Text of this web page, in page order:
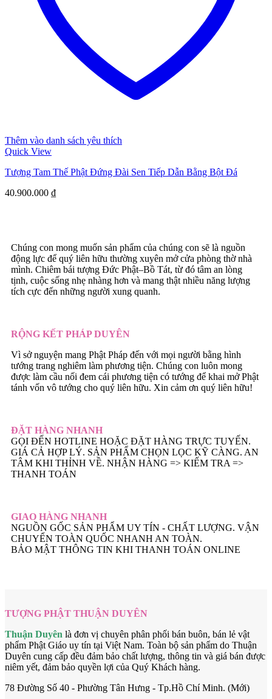
Thêm vào danh sách yêu thích
Quick View
Tượng Tam Thế Phật Đứng Đài Sen Tiếp Dẫn Bằng Bột Đá
40.900.000 ₫
Chúng con mong muốn sản phẩm của chúng con sẽ là nguồn
động lực để quý liên hữu thường xuyên mở cửa phòng thờ nhà
mình. Chiêm bái tượng Đức Phật–Bồ Tát, từ đó tâm an lòng
tịnh, cuộc sống nhẹ nhàng hơn và mang thật nhiều năng lượng
tích cực đến những người xung quanh.
RỘNG KẾT PHÁP DUYÊN
Vì sở nguyện mang Phật Pháp đến với mọi người bằng hình
tướng trang nghiêm làm phương tiện. Chúng con luôn mong
được làm cầu nối đem cái phương tiện có tướng để khai mở Phật
tánh vốn vô tướng cho quý liên hữu. Xin cảm ơn quý liên hữu!
ĐẶT HÀNG NHANH
GỌI ĐẾN HOTLINE HOẶC ĐẶT HÀNG TRỰC TUYẾN.
GIÁ CẢ HỢP LÝ. SẢN PHẨM CHỌN LỌC KỸ CÀNG. AN
TÂM KHI THỈNH VỀ. NHẬN HÀNG => KIẾM TRA =>
THANH TOÁN
GIAO HÀNG NHANH
NGUỒN GỐC SẢN PHẨM UY TÍN - CHẤT LƯỢNG. VẬN
CHUYỂN TOÀN QUỐC NHANH AN TOÀN.
BẢO MẬT THÔNG TIN KHI THANH TOÁN ONLINE
TƯỢNG PHẬT THUẬN DUYÊN
Thuận Duyên là đơn vị chuyên phân phối bán buôn, bán lẻ vật
phẩm Phật Giáo uy tín tại Việt Nam. Toàn bộ sản phẩm do Thuận
Duyên cung cấp đều đảm bảo chất lượng, thông tin và giá bán được
niêm yết, đảm bảo quyền lợi của Quý Khách hàng.
78 Đường Số 40 - Phường Tân Hưng - Tp.Hồ Chí Minh. (Mới)